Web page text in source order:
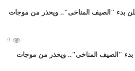
0
بدء "الصيف المناخى".. ويحذر من موجات